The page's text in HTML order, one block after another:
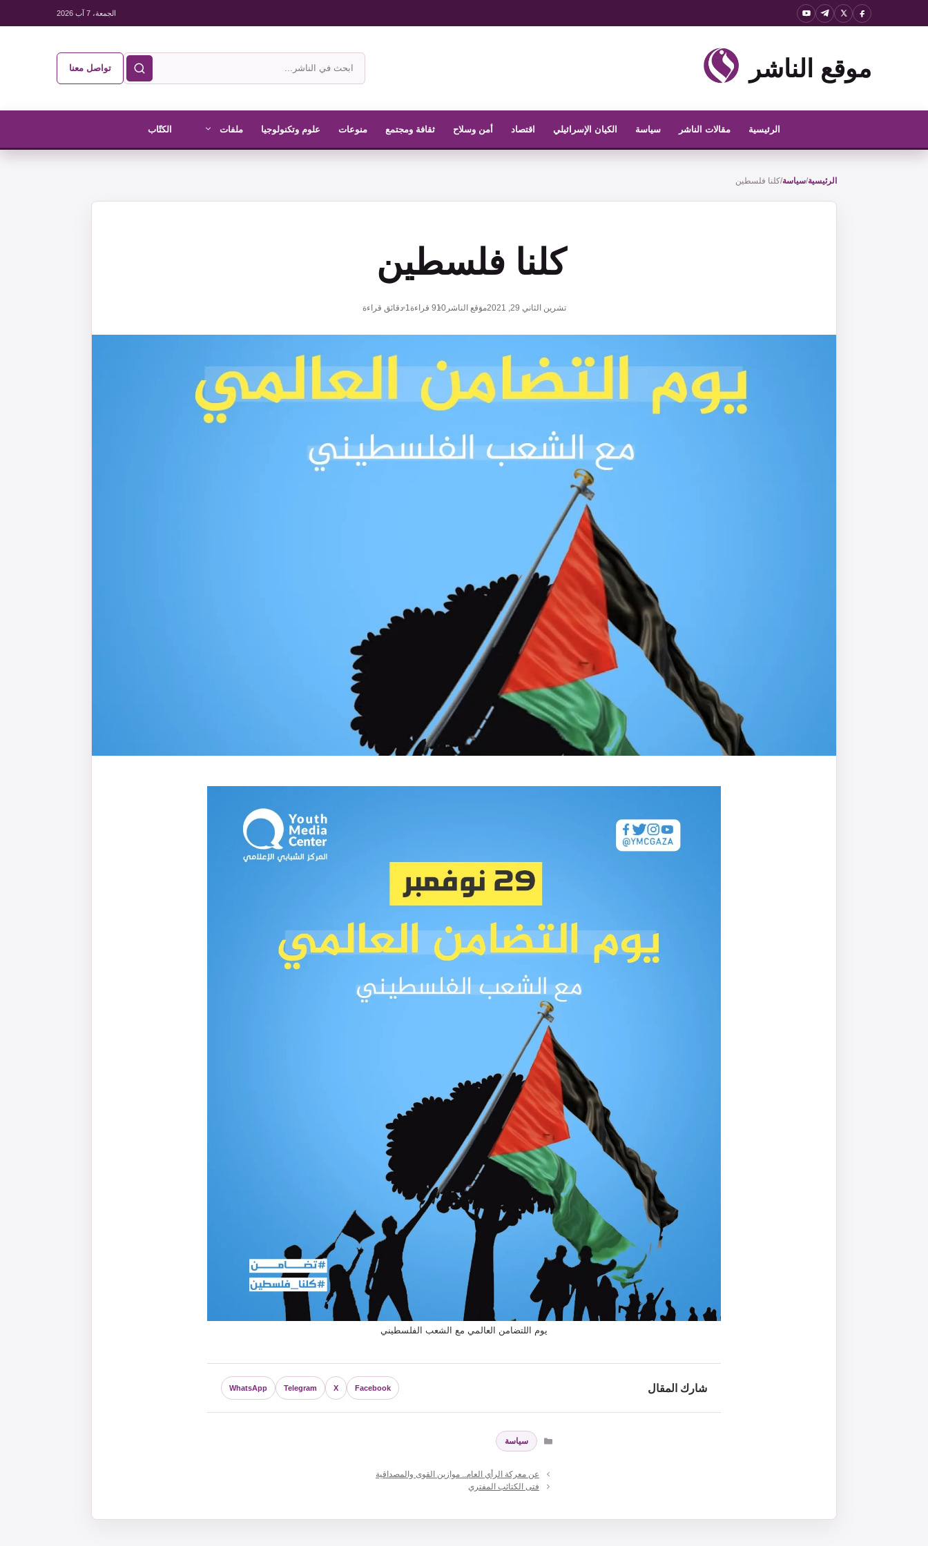
الجمعة، 7 آب 2026
موقع الناشر
ابحث
في
الناشر
تواصل معنا
الرئيسية مقالات الناشر سياسة الكيان الإسرائيلي اقتصاد أمن وسلاح ثقافة ومجتمع منوعات علوم وتكنولوجيا ملفات الكتّاب
الرئيسية/سياسة/كلنا فلسطين
كلنا فلسطين
تشرين الثاني 29, 2021 موقع الناشر910 قراءة1 دقائق قراءة
يوم اللتضامن العالمي مع الشعب الفلسطيني
شارك المقال Facebook
X
Telegram
WhatsApp
التصنيفات
سياسة
عن معركة الرأي العام.. موازين القوى والمصداقية
فتى الكتائب المفتري